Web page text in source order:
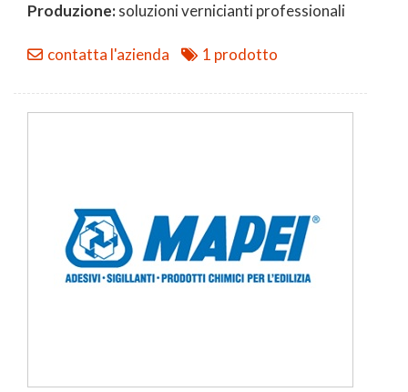
Produzione:soluzioni vernicianti professionali
contatta l'azienda 1 prodotto